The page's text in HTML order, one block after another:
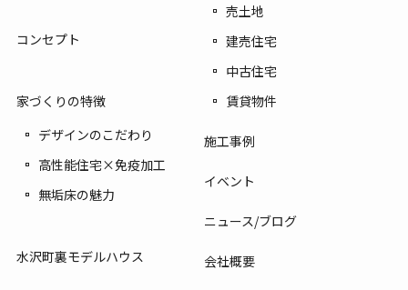
コンセプト
家づくりの特徴
デザインのこだわり
高性能住宅×免疫加工
無垢床の魅力
水沢町裏モデルハウス
売土地
建売住宅
中古住宅
賃貸物件
施工事例
イベント
ニュース/ブログ
会社概要